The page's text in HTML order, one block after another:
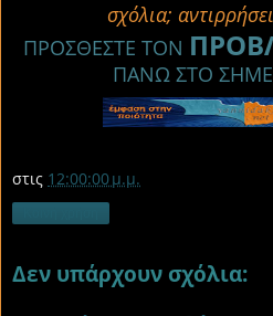
σχόλια;
ΠΡΟΣΘΕΣΤΕ ΤΟΝ
ΠΑΝΩ ΣΤΟ
στις 12:00:00 μ.μ.
Δεν υπάρχουν σχόλια: